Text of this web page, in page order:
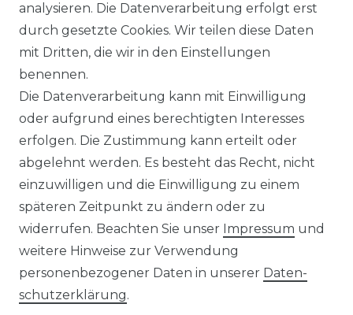
Wechselrichter
Wechselrichter
Weiteres Zubehör
Wp Balkonkraftwerk
mit Speicher
NOAH 2000
NEXA 2000
PV-KOMPLETTSETS
Solaranlagen mit Speicher
Insel Solaranlagen
10 kW PV-Anlage mit Speicher
8 kWp Solaranlagen
15 kWp Solaranlagen
20 kWp Solaranlagen
25 kWp Solaranlagen
30 kWp Solaranlagen
Klimaanlagen
Klimaanlagen
ÜBER UNS
analysieren. Die Datenverarbeitung erfolgt erst
durch gesetzte Cookies. Wir teilen diese Daten
mit Dritten, die wir in den Einstellungen
benennen.
Die Datenverarbeitung kann mit Einwilligung
oder aufgrund eines berechtigten Interesses
erfolgen. Die Zustimmung kann erteilt oder
abgelehnt werden. Es besteht das Recht, nicht
einzuwilligen und die Einwilligung zu einem
späteren Zeitpunkt zu ändern oder zu
widerrufen. Beachten Sie unser Impressum und
weitere Hinweise zur Verwendung
personenbezogener Daten in unserer Daten­
schutz­erklärung.